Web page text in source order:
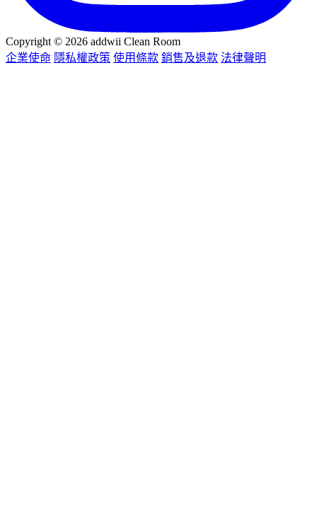
Copyright © 2026 addwii Clean Room
企業使命 隱私權政策 使用條款 銷售及退款 法律聲明